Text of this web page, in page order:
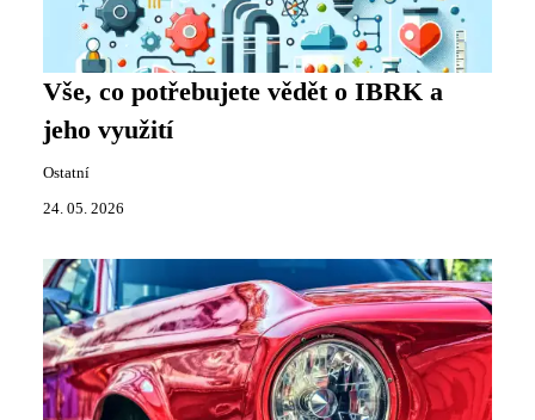
Vše, co potřebujete vědět o IBRK a
jeho využití
Ostatní
24. 05. 2026